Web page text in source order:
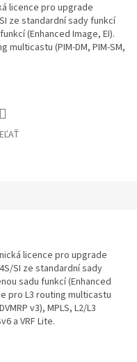
licence pro upgrade
ze standardní sady funkcí
(Enhanced Image, EI).
(PIM-DM, PIM-SM,
licence pro upgrade
SI ze standardní sady
sadu funkcí (Enhanced
pro L3 routing multicastu
v3), MPLS, L2/L3
a VRF Lite.